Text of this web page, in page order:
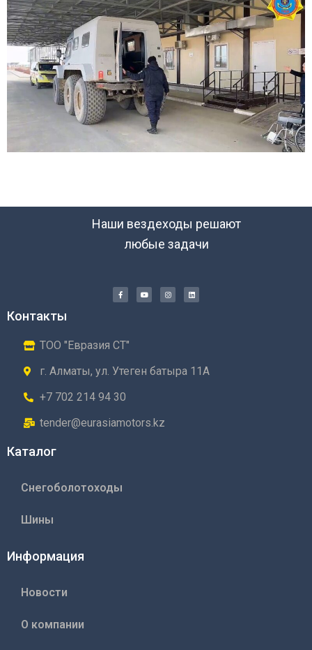
Наши вездеходы решают
любые задачи
Контакты
ТОО "Евразия СТ"
г. Алматы, ул. Утеген батыра 11А
+7 702 214 94 30
tender@eurasiamotors.kz
Каталог
Снегоболотоходы
Шины
Информация
Новости
О компании